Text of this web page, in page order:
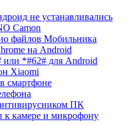
не устанавливались
Camon
файлов Мобильника
на Android
*#62# для Android
Xiaomi
смартфоне
ПК
к камере и микрофону